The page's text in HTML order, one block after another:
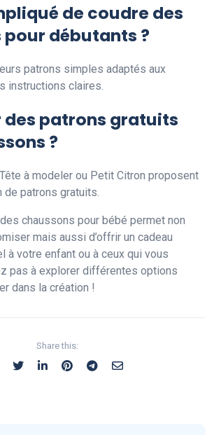
de coudre des
débutants ?
patrons simples adaptés aux
instructions claires.
des patrons gratuits
?
à modeler ou Petit Citron proposent
patrons gratuits.
chaussons pour bébé permet non
mais aussi d’offrir un cadeau
à votre enfant ou à ceux qui vous
pas à explorer différentes options
dans la création !
Share this: